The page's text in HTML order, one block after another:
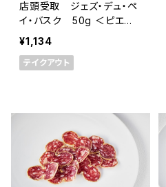
店頭受取 ジェズ・デュ・ペ
イ・バスク 50g ＜ピエー
ル・オテイザ＞(フランス・バ
スク)
¥1,134
テイクアウト